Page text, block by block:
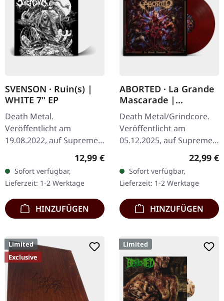
SVENSON · Ruin(s) |
WHITE 7" EP
Death Metal.
Veröffentlicht am
19.08.2022, auf Supreme
Chaos Records. Weiße 7"-
Vinyl-Single mit Memorial-
Etching auf der B-Seite,
limitiert auf 200…
Regulärer Preis:
12,99 €
Sofort verfügbar,
Lieferzeit: 1-2 Werktage
HINZUFÜGEN
ABORTED · La Grande
Mascarade |
TRANSPARENT
RED/BLACK LP
Death Metal/Grindcore.
Veröffentlicht am
05.12.2025, auf Supreme
Chaos Records. Zum
ersten Mal auf Vinyl mit
speziellem Mastering
extra für Vinyl.…
22,99 €
Sofort verfügbar,
Lieferzeit: 1-2 Werktage
HINZUFÜGEN
Limited
Exclusive
Limited